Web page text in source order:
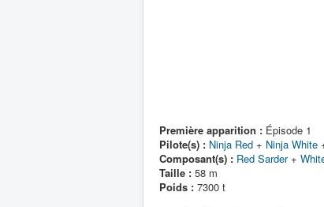
Première apparition : Épisode 1
Pilote(s) : Ninja Red + Ninja White
Composant(s) : Red Sarder+
Taille : 58 m
Poids : 7300 t